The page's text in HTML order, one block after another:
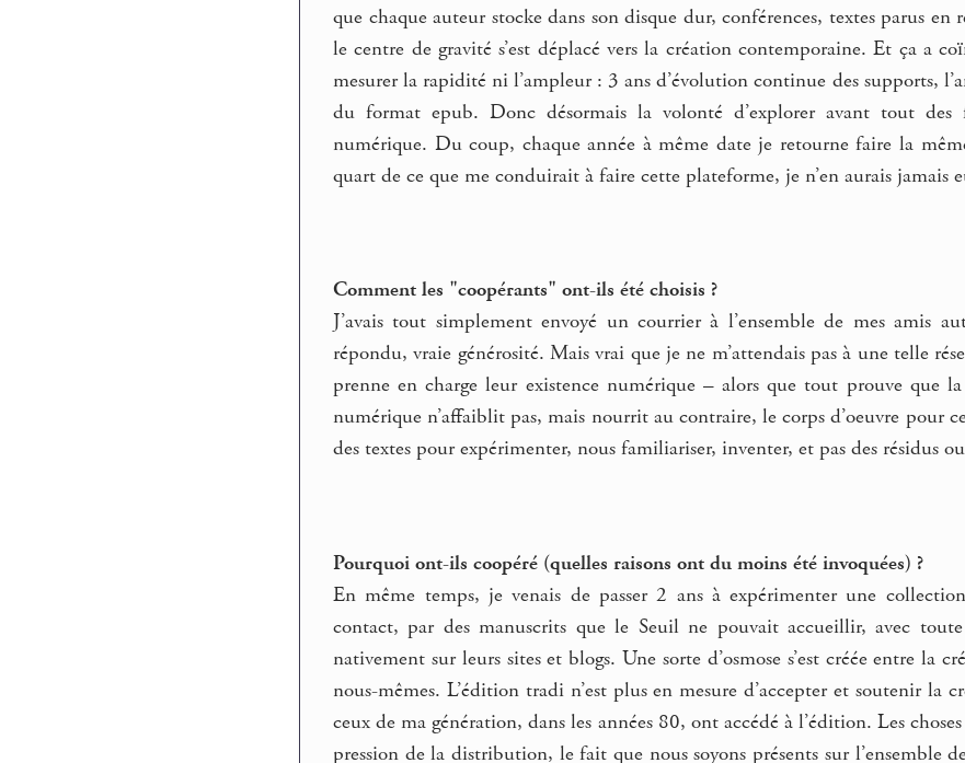
que chaque auteur stocke dans son disque dur, conférences, textes parus
le centre de gravité s’est déplacé vers la création contemporaine. Et ça a
mesurer la rapidité ni l’ampleur : 3 ans d’évolution continue des supports,
du format epub. Donc désormais la volonté d’explorer avant tout
numérique. Du coup, chaque année à même date je retourne faire la
quart de ce que me conduirait à faire cette plateforme, je n’en aurais jamais
Comment les "coopérants" ont-ils été choisis ?
J’avais tout simplement envoyé un courrier à l’ensemble de mes amis
répondu, vraie générosité. Mais vrai que je ne m’attendais pas à une telle
prenne en charge leur existence numérique – alors que tout prouve que
numérique n’affaiblit pas, mais nourrit au contraire, le corps d’oeuvre pour
des textes pour expérimenter, nous familiariser, inventer, et pas des résidus
Pourquoi ont-ils coopéré (quelles raisons ont du moins été invoquées) ?
En même temps, je venais de passer 2 ans à expérimenter une
contact, par des manuscrits que le Seuil ne pouvait accueillir, avec
nativement sur leurs sites et blogs. Une sorte d’osmose s’est créée entre la
nous-mêmes. L’édition tradi n’est plus en mesure d’accepter et soutenir
ceux de ma génération, dans les années 80, ont accédé à l’édition. Les
pression de la distribution, le fait que nous soyons présents sur l’ensemble